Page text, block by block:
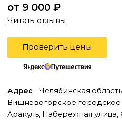
от 9 000 ₽
Читать отзывы
Проверить цены
Адрес - Челябинская
Вишневогорское городское
Аракуль, Набережная улица,